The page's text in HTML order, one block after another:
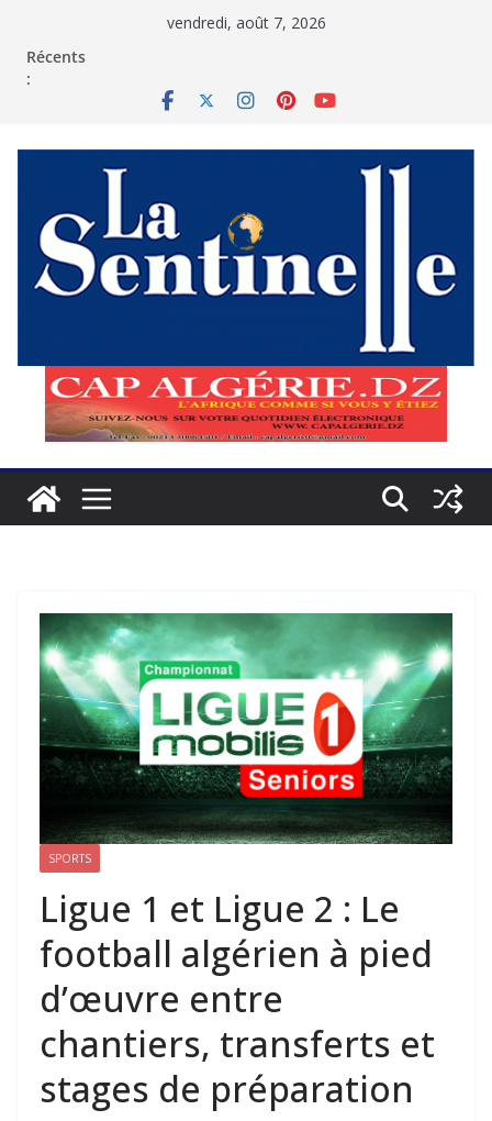
vendredi, août 7, 2026
Récents
:
SPORTS
Ligue 1 et Ligue 2 : Le
football algérien à pied
d’œuvre entre
chantiers, transferts et
stages de préparation